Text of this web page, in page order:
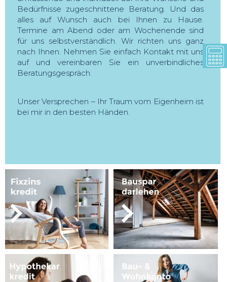
Bedürfnisse zugeschnittene Beratung. Und das
alles auf Wunsch auch bei Ihnen zu Hause.
Termine am Abend oder am Wochenende sind
für uns selbstverständlich. Wir richten uns ganz
nach Ihnen. Nehmen Sie einfach Kontakt mit uns
auf und vereinbaren Sie ein unverbindliches
Beratungsgespräch.
Unser Versprechen – Ihr Traum vom Eigenheim ist
bei mir in den besten Händen.